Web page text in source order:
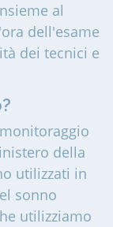
al
dell'esame
dei tecnici e
della
utilizzati in
sonno
utilizziamo